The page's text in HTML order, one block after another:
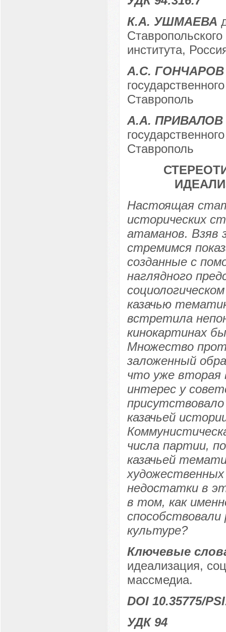
К.А. УШМАЕВА
Ставропольского
института,
А.С. ГОНЧАРОВ
Ставрополь
А.А. ПРИВАЛОВ
Ставрополь
Настоящая
исторических
атаманов. Взяв
стремимся
созданные с
наглядного
казачью
встретила
кинокартинах
Множество
заложенный
что уже вторая
интерес у
казачьей
числа партии,
казачьей
недостатки в
в том, как
способствовали
культуре?
Ключевые
идеализация,
массмедиа.
DOI 10.35775/
УДК 94